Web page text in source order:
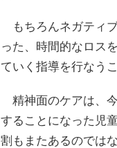
もちろんネガティ
った、時間的なロス
ていく指導を行なう
精神面のケアは、
することになった児
割もまたあるのでは